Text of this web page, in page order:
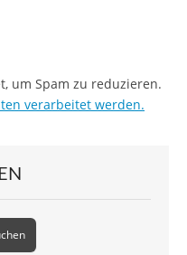
um Spam zu reduzieren.
verarbeitet werden.